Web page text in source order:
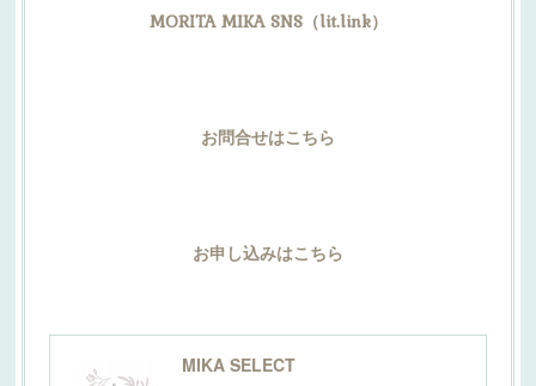
MORITA MIKA SNS（lit.link）
お問合せはこちら
お申し込みはこちら
MIKA SELECT